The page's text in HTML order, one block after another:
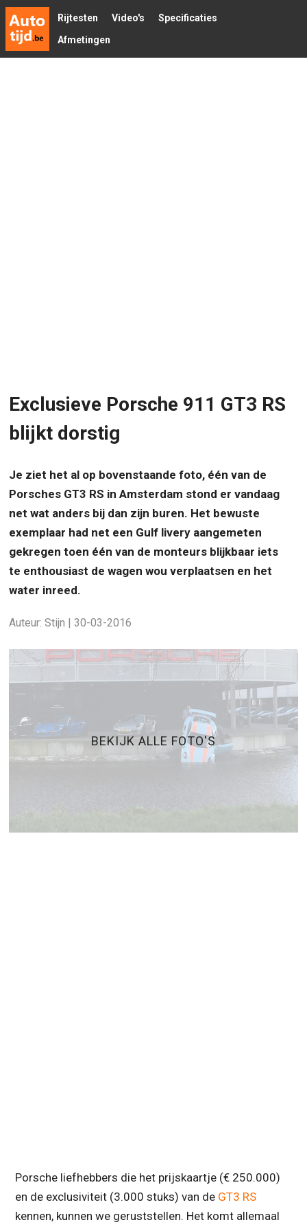
Rijtesten Video's
Specificaties
Afmetingen
Exclusieve Porsche 911 GT3 RS
blijkt dorstig
Je ziet het al op bovenstaande foto, één van de
Porsches GT3 RS in Amsterdam stond er vandaag
net wat anders bij dan zijn buren. Het bewuste
exemplaar had net een Gulf livery aangemeten
gekregen toen één van de monteurs blijkbaar iets
te enthousiast de wagen wou verplaatsen en het
water inreed.
Auteur: Stijn | 30-03-2016
BEKIJK ALLE FOTO'S
Porsche liefhebbers die het prijskaartje (€ 250.000)
en de exclusiviteit (3.000 stuks) van de GT3 RS
kennen, kunnen we geruststellen. Het komt allemaal